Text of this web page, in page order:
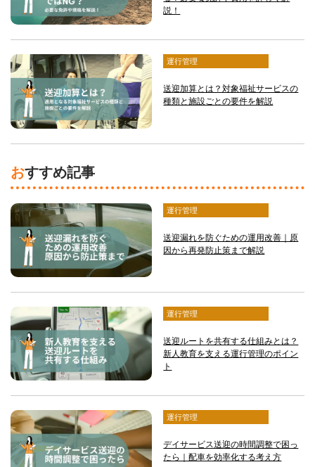
説！
運行管理
送迎加算とは？対象福祉サービスの
種類と施設ごとの要件を解説
おすすめ記事
運行管理
送迎漏れを防ぐための運用改善｜原
因から再発防止策まで解説
運行管理
送迎ルートを共有する仕組みとは？
新人教育を支える運行管理のポイン
ト
運行管理
デイサービス送迎の時間調整で困っ
たら｜配車を効率化する考え方